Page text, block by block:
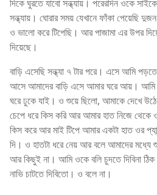
দিকে ঘুরতে যাবো সন্ধ্যায়। পরেরদিন ওকে
সন্ধ্যায়। ঘোরার সময় যেখানে ফাঁকা পেয়েছি
ও ভালো করে টিপেছি। আর পাজামা এর উপর
দিয়েছে।
বাড়ি এসেছি সন্ধ্যা ৭ টার পরে। এসে আমি
আসে আমাদের বাড়ি এসে আমার ঘরে আয়। আমি
ঘরে ঢুকে যাই। ও শুয়ে ছিলো, আমাকে দেখে
চেপে ধরে কিস করি আর আমার হাত নিজে থেকে
কিস করে আর মাই টিপে আমার একটা হাত ওর
দি। ও হাতটা ধরে নেয় আর বলে আমাদের মধ্যে
আর কিছুই না। আমি ওকে বলি চুদতে দিবিনা
নাভি চাটতে দিবিতো। ও বলে না।